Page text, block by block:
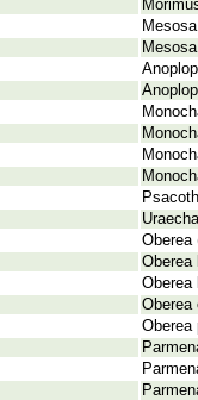
Oberea
Oberea
Oberea
Oberea
Oberea